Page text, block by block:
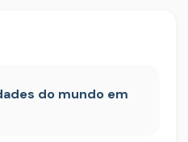
do mundo em